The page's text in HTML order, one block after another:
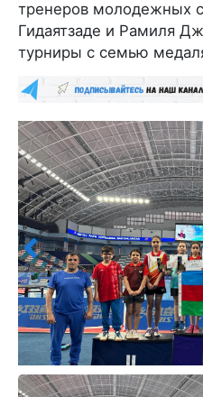
тренеров молодежных
Гидаятзаде и Рамиля
турниры с семью